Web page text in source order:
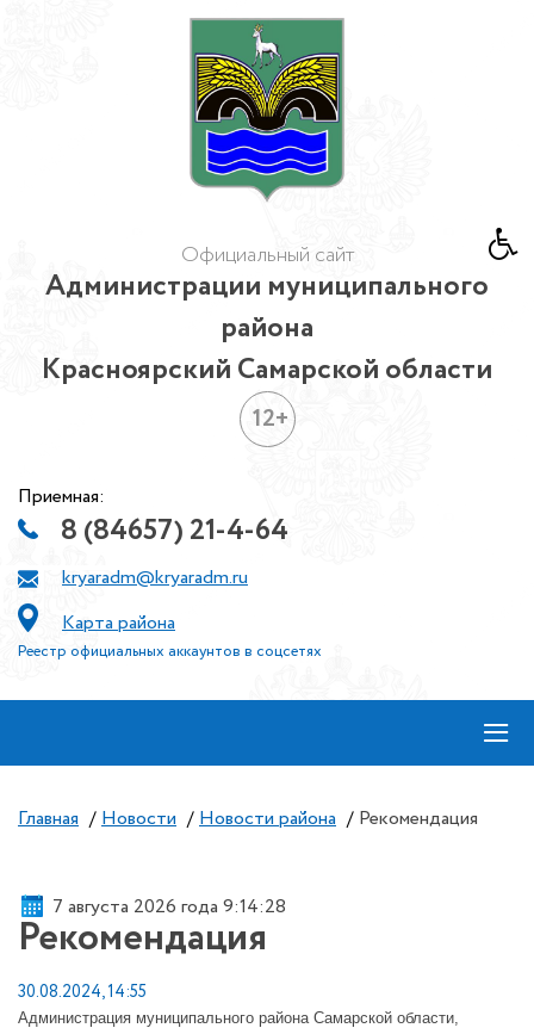
Официальный сайт
Администрации муниципального
района
Красноярский Самарской области
12+
Приемная:
8 (84657) 21-4-64
kryaradm@kryaradm.ru
Карта района
Реестр официальных аккаунтов в соцсетях
≡
Главная / Новости / Новости района / Рекомендация
7 августа 2026 года 9:14:28
Рекомендация
30.08.2024, 14:55
Администрация муниципального района Самарской области,